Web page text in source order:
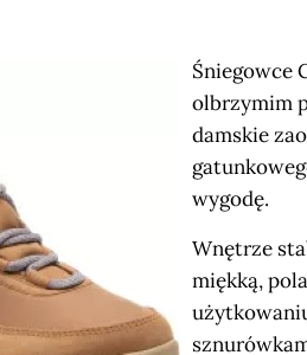
Śniegowce
olbrzymim
damskie
wygodę.
Wnętrze
miękką,